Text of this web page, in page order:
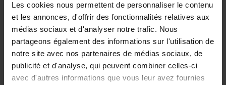
Les cookies nous permettent de personnaliser le contenu
et les annonces, d'offrir des fonctionnalités relatives aux
médias sociaux et d'analyser notre trafic. Nous
partageons également des informations sur l'utilisation de
notre site avec nos partenaires de médias sociaux, de
publicité et d'analyse, qui peuvent combiner celles-ci
avec d'autres informations que vous leur avez fournies
Goulotte de câblage VK 40x40-7030, PVC,
embase/couvercle, gris
Vers le produit